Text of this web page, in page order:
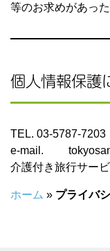
等のお求めがあっ
個人情報保護
TEL. 03-5787-
e-mail.
介護付き旅行サ
ホーム » プライバ